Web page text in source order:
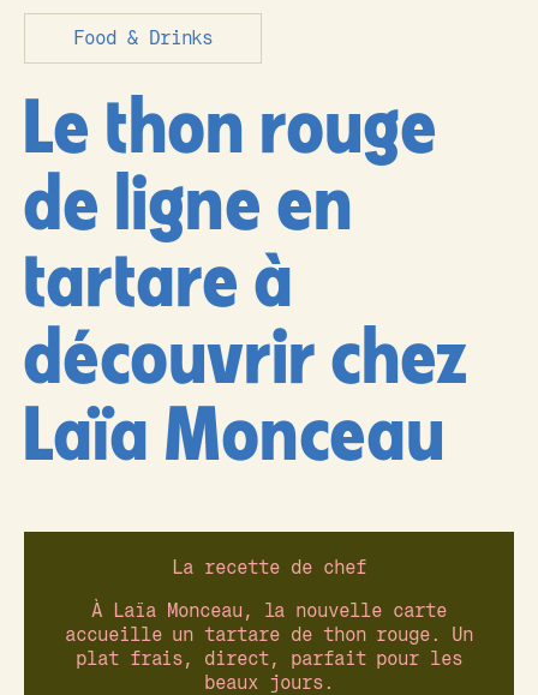
Food & Drinks
Le thon rouge
de ligne en
tartare à
découvrir chez
Laïa Monceau
La recette de chef
À Laïa Monceau, la nouvelle carte
accueille un tartare de thon rouge. Un
plat frais, direct, parfait pour les
beaux jours.